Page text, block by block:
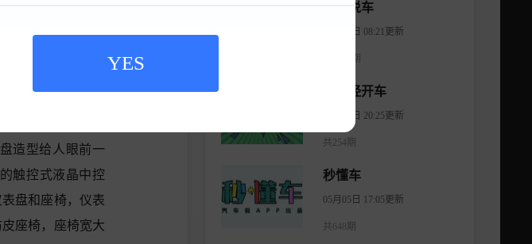
YES
造型给人眼前一
触控式液晶中控
盘和座椅，仪表
座椅，座椅宽大
大斌说车
08月06日 08:21更新
共2965期
不正经开车
08月18日 20:25更新
共254期
秒懂车
05月05日 17:05更新
共648期